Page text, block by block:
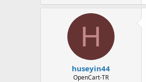
H
huseyin44
OpenCart-TR